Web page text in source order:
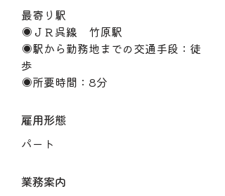
最寄り駅
◉ＪＲ呉線 竹原駅
◉駅から勤務地までの交通手段：徒
歩
◉所要時間：8分
雇用形態
パート
業務案内